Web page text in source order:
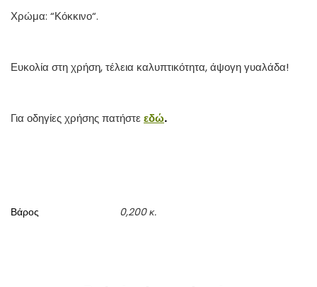
Χρώμα: “Κόκκινο“.
Ευκολία στη χρήση, τέλεια καλυπτικότητα, άψογη γυαλάδα!
Για οδηγίες χρήσης πατήστεεδώ.
Βάρος 0,200 κ.